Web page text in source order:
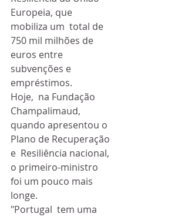
Europeia, que
mobiliza um  total de
750 mil milhões de
euros entre
subvenções e
empréstimos.
Hoje,  na Fundação
Champalimaud,
quando apresentou o
Plano de Recuperação
e  Resiliência nacional,
o primeiro-ministro
foi um pouco mais
longe.
"Portugal  tem uma